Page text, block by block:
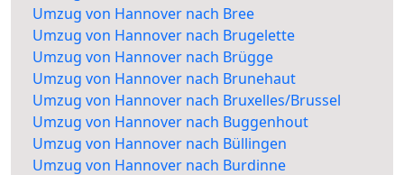
Umzug von Hannover nach Bree
Umzug von Hannover nach Brugelette
Umzug von Hannover nach Brügge
Umzug von Hannover nach Brunehaut
Umzug von Hannover nach Bruxelles/Brussel
Umzug von Hannover nach Buggenhout
Umzug von Hannover nach Büllingen
Umzug von Hannover nach Burdinne